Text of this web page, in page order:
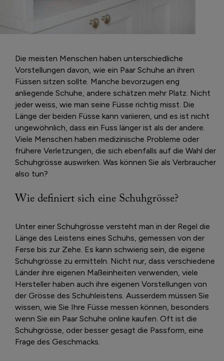
Die meisten Menschen haben unterschiedliche
Vorstellungen davon, wie ein Paar Schuhe an ihren
Füssen sitzen sollte. Manche bevorzugen eng
anliegende Schuhe, andere schätzen mehr Platz. Nicht
jeder weiss, wie man seine Füsse richtig misst. Die
Länge der beiden Füsse kann variieren, und es ist nicht
ungewöhnlich, dass ein Fuss länger ist als der andere.
Viele Menschen haben medizinische Probleme oder
frühere Verletzungen, die sich ebenfalls auf die Wahl der
Schuhgrösse auswirken. Was können Sie als Verbraucher
also tun?
Wie definiert sich eine Schuhgrösse?
Unter einer Schuhgrösse versteht man in der Regel die
Länge des Leistens eines Schuhs, gemessen von der
Ferse bis zur Zehe. Es kann schwierig sein, die eigene
Schuhgrösse zu ermitteln. Nicht nur, dass verschiedene
Länder ihre eigenen Maßeinheiten verwenden, viele
Hersteller haben auch ihre eigenen Vorstellungen von
der Grösse des Schuhleistens. Ausserdem müssen Sie
wissen, wie Sie Ihre Füsse messen können, besonders
wenn Sie ein Paar Schuhe online kaufen. Oft ist die
Schuhgrösse, oder besser gesagt die Passform, eine
Frage des Geschmacks.